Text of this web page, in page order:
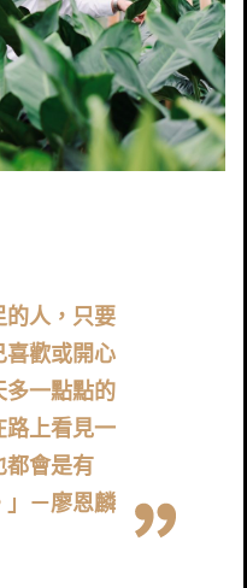
的人，只要
喜歡或開心
多一點點的
路上看見一
都會是有
」－廖恩麟